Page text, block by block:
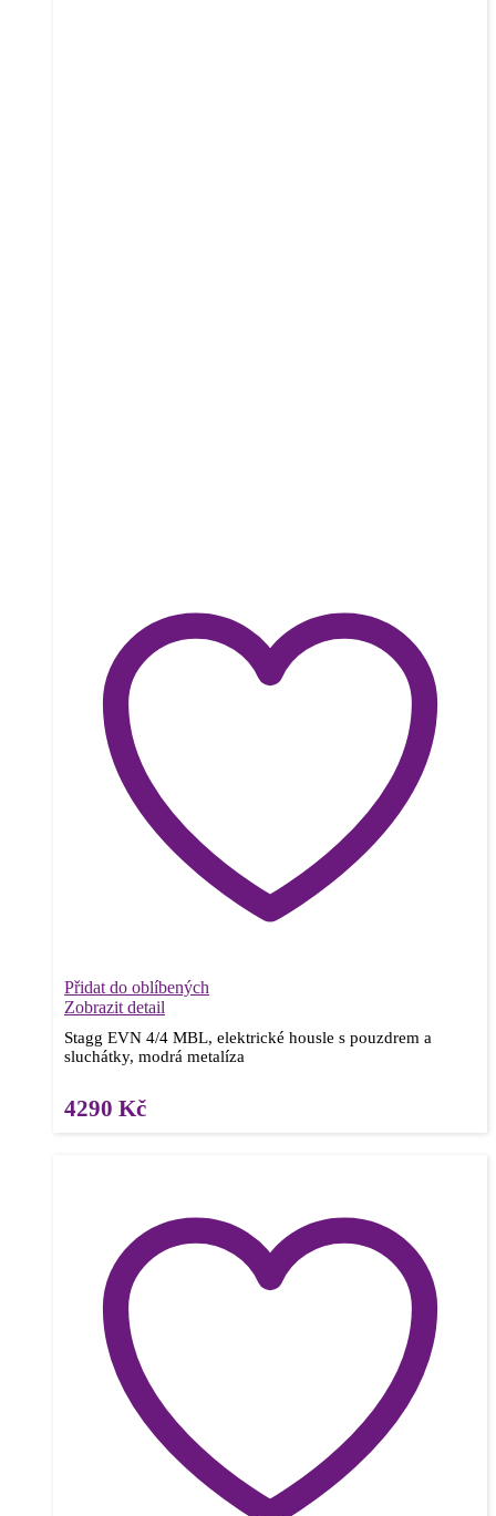
Přidat do oblíbených
Zobrazit detail
Stagg EVN 4/4 MBL, elektrické housle s pouzdrem a
sluchátky, modrá metalíza
4290 Kč